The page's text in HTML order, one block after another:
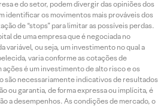
e do setor, podem divergir das opiniões dos
identificar os movimentos mais prováveis dos
de “stops” para limitar as possíveis perdas.
de uma empresa que é negociada no
variável, ou seja, um investimento no qual a
varia conforme as cotações de
é um investimento de alto risco e os
são necessariamente indicativos de resultados
ou garantia, de forma expressa ou implícita, é
a desempenhos. As condições de mercado, o